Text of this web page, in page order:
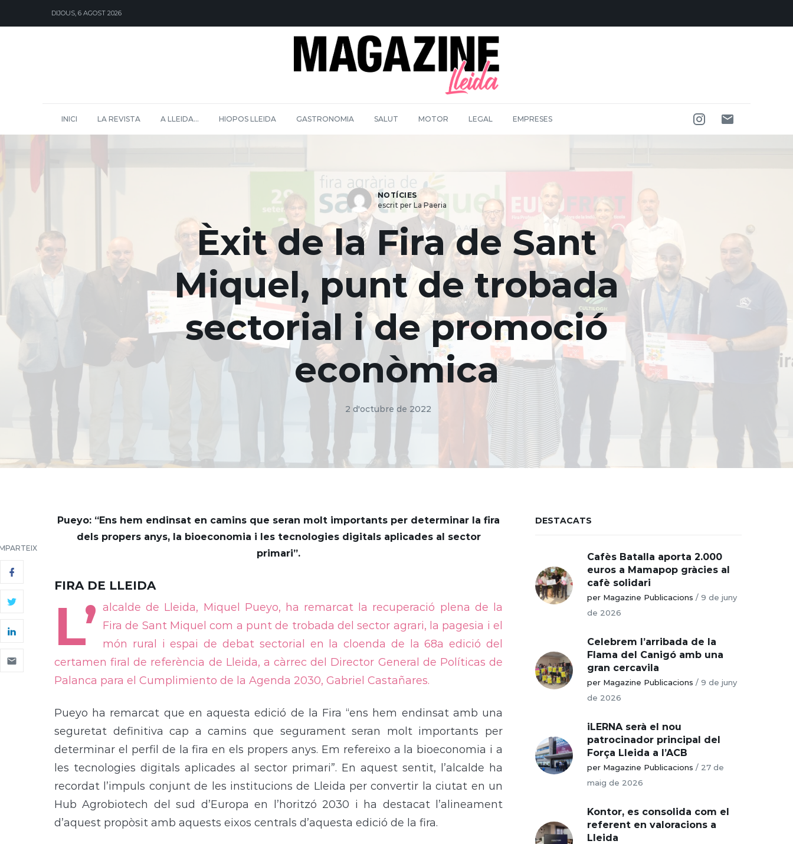
DIJOUS, 6 AGOST 2026
INICI LA REVISTA A LLEIDA… HIOPOS LLEIDA GASTRONOMIA SALUT MOTOR LEGAL EMPRESES
NOTÍCIES
escrit per La Paeria
Èxit de la Fira de Sant
Miquel, punt de trobada
sectorial i de promoció
econòmica
2 d'octubre de 2022
Pueyo: “Ens hem endinsat en camins que seran molt importants per determinar la fira
dels propers anys, la bioeconomia i les tecnologies digitals aplicades al sector
primari”.
FIRA DE LLEIDA
L’ alcalde de Lleida, Miquel Pueyo, ha remarcat la recuperació plena de la
Fira de Sant Miquel com a punt de trobada del sector agrari, la pagesia i el
món rural i espai de debat sectorial en la cloenda de la 68a edició del
certamen firal de referència de Lleida, a càrrec del Director General de Políticas de
Palanca para el Cumplimiento de la Agenda 2030, Gabriel Castañares.
Pueyo ha remarcat que en aquesta edició de la Fira “ens hem endinsat amb una
seguretat definitiva cap a camins que segurament seran molt importants per
determinar el perfil de la fira en els propers anys. Em refereixo a la bioeconomia i a
les tecnologies digitals aplicades al sector primari”. En aquest sentit, l’alcalde ha
recordat l’impuls conjunt de les institucions de Lleida per convertir la ciutat en un
Hub Agrobiotech del sud d’Europa en l’horitzó 2030 i ha destacat l’alineament
d’aquest propòsit amb aquests eixos centrals d’aquesta edició de la fira.
DESTACATS
Cafès Batalla aporta 2.000
euros a Mamapop gràcies al
cafè solidari
per Magazine Publicacions / 9 de juny
de 2026
Celebrem l’arribada de la
Flama del Canigó amb una
gran cercavila
per Magazine Publicacions / 9 de juny
de 2026
iLERNA serà el nou
patrocinador principal del
Força Lleida a l’ACB
per Magazine Publicacions / 27 de
maig de 2026
Kontor, es consolida com el
referent en valoracions a
Lleida